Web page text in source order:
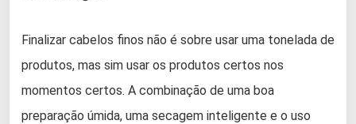
Finalizar cabelos finos não é sobre usar uma tonelada de
produtos, mas sim usar os produtos certos nos
momentos certos. A combinação de uma boa
preparação úmida, uma secagem inteligente e o uso